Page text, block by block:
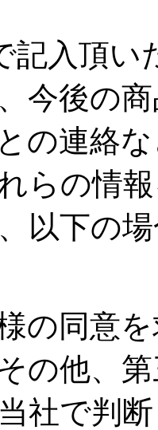
記入頂い
今後の
の連絡
らの情
以下の
の同意
の他、
社で判